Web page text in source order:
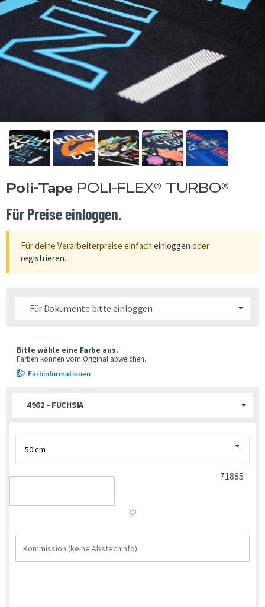
Poli-Tape POLI-FLEX® TURBO®
Für Preise einloggen.
Für deine Verarbeiterpreise einfach einloggen oder
registrieren.
Für Dokumente bitte einloggen
4962 - FUCHSIA
Bitte wähle eine Farbe aus.
Farben können vom Original abweichen.
Farbinformationen
71885